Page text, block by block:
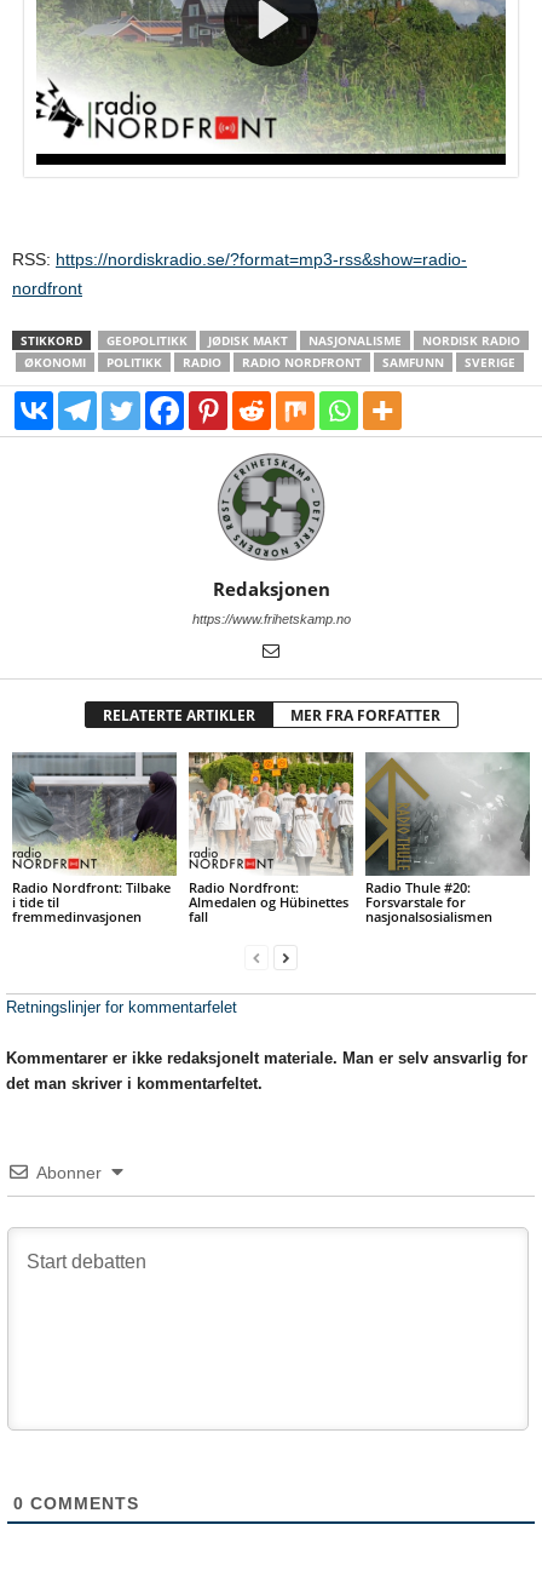
RSS: https://nordiskradio.se/?format=mp3-rss&show=radio-
nordfront
STIKKORD GEOPOLITIKK JØDISK MAKT NASJONALISME
NORDISK RADIO
ØKONOMI
POLITIKK RADIO RADIO NORDFRONT SAMFUNN SVERIGE
Redaksjonen
https://www.frihetskamp.no
RELATERTE ARTIKLER MER FRA FORFATTER
Radio Nordfront: Tilbake
i tide til
fremmedinvasjonen
Radio Nordfront:
Almedalen og Hübinettes
fall
Radio Thule #20:
Forsvarstale for
nasjonalsosialismen
Retningslinjer for kommentarfelet
Kommentarer er ikke redaksjonelt materiale. Man er selv ansvarlig for
det man skriver i kommentarfeltet.
Abonner
0 COMMENTS